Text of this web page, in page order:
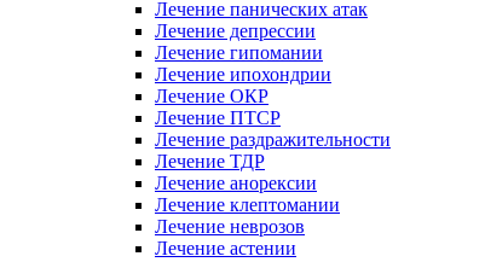
Лечение панических атак
Лечение депрессии
Лечение гипомании
Лечение ипохондрии
Лечение ОКР
Лечение ПТСР
Лечение раздражительности
Лечение ТДР
Лечение анорексии
Лечение клептомании
Лечение неврозов
Лечение астении